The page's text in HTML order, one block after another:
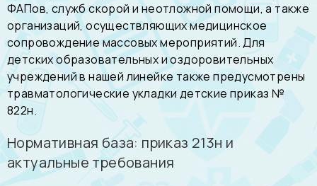
ФАПов, служб скорой и неотложной помощи, а также
организаций, осуществляющих медицинское
сопровождение массовых мероприятий. Для
детских образовательных и оздоровительных
учреждений в нашей линейке также предусмотрены
травматологические укладки детские приказ №
822н.
Нормативная база: приказ 213н и
актуальные требования